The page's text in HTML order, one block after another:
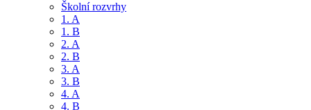
Školní rozvrhy
1. A
1. B
2. A
2. B
3. A
3. B
4. A
4. B